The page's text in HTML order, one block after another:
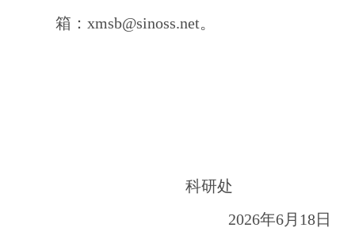
箱：xmsb@sinoss.net。
科研处
2026年6月 18日